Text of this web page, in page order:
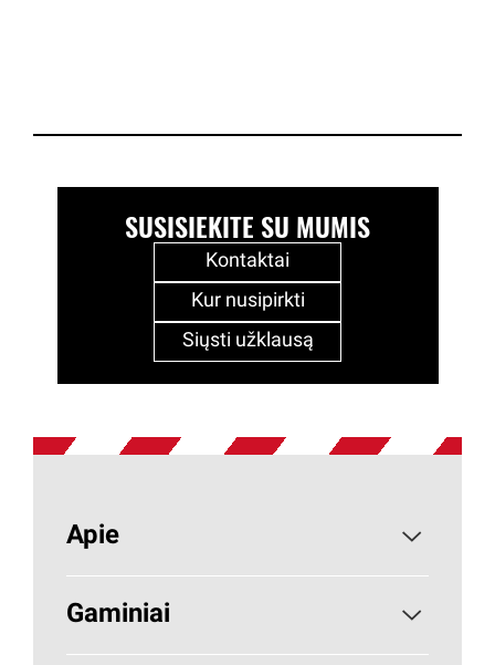
SUSISIEKITE SU MUMIS
Kontaktai
Kur nusipirkti
Siųsti užklausą
Apie
Apie PAROC
Kodėl akmens vata
Gaminiai